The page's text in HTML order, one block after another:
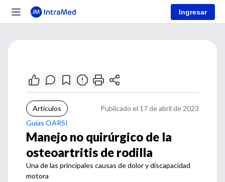
Ingresar
Artículos
Publicado el 17 de abril de 2023
Guías OARSI
Manejo no quirúrgico de la
osteoartritis de rodilla
Una de las principales causas de dolor y discapacidad
motora